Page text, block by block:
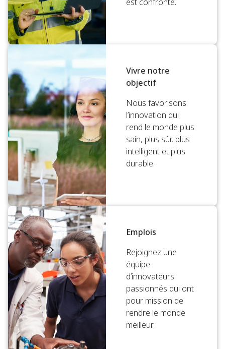
Vivre notre
objectif
Nous favorisons
l’innovation qui
rend le monde plus
sain, plus sûr, plus
intelligent et plus
durable.
Emplois
Rejoignez une
équipe
d’innovateurs
passionnés qui ont
pour mission de
rendre le monde
meilleur.